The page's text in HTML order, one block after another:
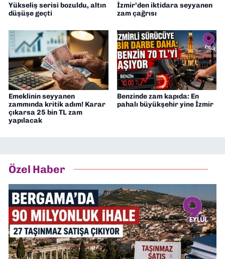
Yükseliş serisi bozuldu, altın
düşüşe geçti
İzmir’den iktidara seyyanen
zam çağrısı
Emeklinin seyyanen
zammında kritik adım! Karar
çıkarsa 25 bin TL zam
yapılacak
Benzinde zam kapıda: En
pahalı büyükşehir yine İzmir
Özel Haber